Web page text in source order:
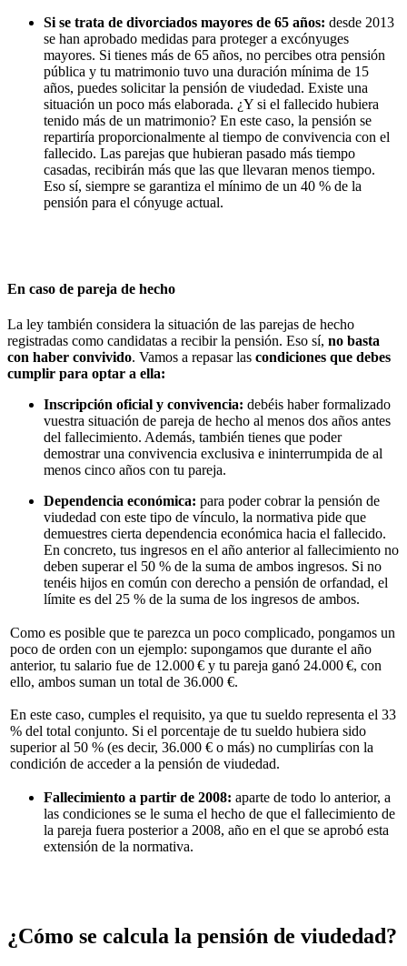
Si se trata de divorciados mayores de 65 años: desde 2013
se han aprobado medidas para proteger a excónyuges
mayores. Si tienes más de 65 años, no percibes otra pensión
pública y tu matrimonio tuvo una duración mínima de 15
años, puedes solicitar la pensión de viudedad. Existe una
situación un poco más elaborada. ¿Y si el fallecido hubiera
tenido más de un matrimonio? En este caso, la pensión se
repartiría proporcionalmente al tiempo de convivencia con el
fallecido. Las parejas que hubieran pasado más tiempo
casadas, recibirán más que las que llevaran menos tiempo.
Eso sí, siempre se garantiza el mínimo de un 40 % de la
pensión para el cónyuge actual.
En caso de pareja de hecho
La ley también considera la situación de las parejas de hecho
registradas como candidatas a recibir la pensión. Eso sí, no basta
con haber convivido. Vamos a repasar las condiciones que debes
cumplir para optar a ella:
Inscripción oficial y convivencia: debéis haber formalizado
vuestra situación de pareja de hecho al menos dos años antes
del fallecimiento. Además, también tienes que poder
demostrar una convivencia exclusiva e ininterrumpida de al
menos cinco años con tu pareja.
Dependencia económica: para poder cobrar la pensión de
viudedad con este tipo de vínculo, la normativa pide que
demuestres cierta dependencia económica hacia el fallecido.
En concreto, tus ingresos en el año anterior al fallecimiento no
deben superar el 50 % de la suma de ambos ingresos. Si no
tenéis hijos en común con derecho a pensión de orfandad, el
límite es del 25 % de la suma de los ingresos de ambos.
Como es posible que te parezca un poco complicado, pongamos un
poco de orden con un ejemplo: supongamos que durante el año
anterior, tu salario fue de 12.000 € y tu pareja ganó 24.000 €, con
ello, ambos suman un total de 36.000 €.
En este caso, cumples el requisito, ya que tu sueldo representa el 33
% del total conjunto. Si el porcentaje de tu sueldo hubiera sido
superior al 50 % (es decir, 36.000 € o más) no cumplirías con la
condición de acceder a la pensión de viudedad.
Fallecimiento a partir de 2008: aparte de todo lo anterior, a
las condiciones se le suma el hecho de que el fallecimiento de
la pareja fuera posterior a 2008, año en el que se aprobó esta
extensión de la normativa.
¿Cómo se calcula la pensión de viudedad?